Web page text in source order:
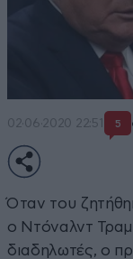
02·06·2020 22:51 5
Όταν του
ο Ντόναλντ
διαδηλωτές, ο